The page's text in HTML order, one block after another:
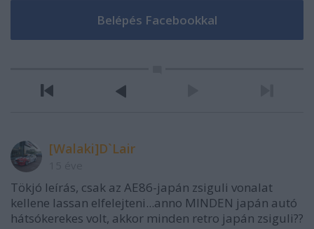
[Walaki]D`Lair
Tökjó leírás, csak az AE86-japán zsiguli vonalat
kellene lassan elfelejteni...anno MINDEN japán autó
hátsókerekes volt, akkor minden retro japán zsiguli??